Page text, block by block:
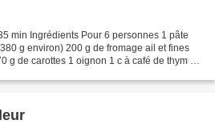
min Ingrédients Pour 6 personnes 1 pâte
g environ) 200 g de fromage ail et fines
g de carottes 1 oignon 1 c à café de thym 2